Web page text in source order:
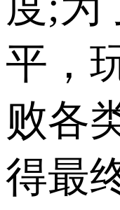
平，
败各
得最